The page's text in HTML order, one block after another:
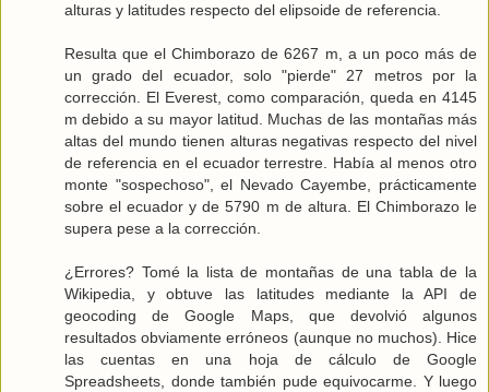
alturas y latitudes respecto del elipsoide de referencia.
Resulta que el Chimborazo de 6267 m, a un poco más de
un grado del ecuador, solo "pierde" 27 metros por la
corrección. El Everest, como comparación, queda en 4145
m debido a su mayor latitud. Muchas de las montañas más
altas del mundo tienen alturas negativas respecto del nivel
de referencia en el ecuador terrestre. Había al menos otro
monte "sospechoso", el Nevado Cayembe, prácticamente
sobre el ecuador y de 5790 m de altura. El Chimborazo le
supera pese a la corrección.
¿Errores? Tomé la lista de montañas de una tabla de la
Wikipedia, y obtuve las latitudes mediante la API de
geocoding de Google Maps, que devolvió algunos
resultados obviamente erróneos (aunque no muchos). Hice
las cuentas en una hoja de cálculo de Google
Spreadsheets, donde también pude equivocarme. Y luego